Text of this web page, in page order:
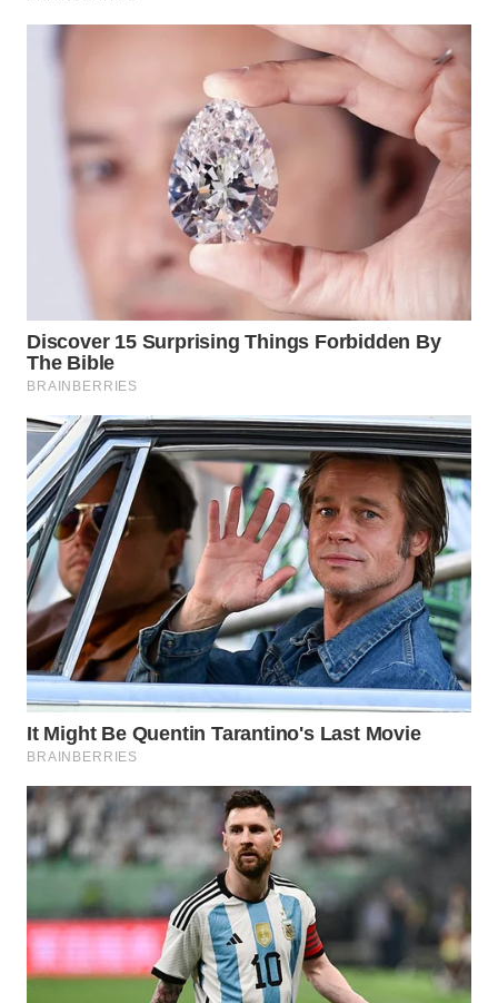
WN
KUNINGAN
WN
WN
WN
SUKABUMI
WN
PURWAKARTA
WN
PRIANGAN
TIMUR
WN
SEMARANG
WN
SOLO
WN
BOROBUDUR
WN
MADURA
SURABAYA